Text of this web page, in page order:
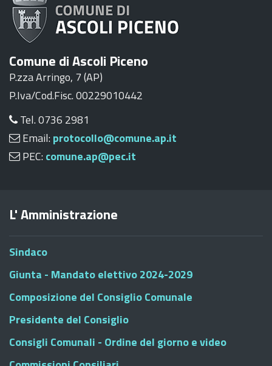
Comune di Ascoli Piceno
P.zza Arringo, 7 (AP)
P.Iva/Cod.Fisc. 00229010442
Tel. 0736 2981
Email: protocollo@comune.ap.it
PEC: comune.ap@pec.it
L' Amministrazione
Sindaco
Giunta - Mandato elettivo 2024-2029
Composizione del Consiglio Comunale
Presidente del Consiglio
Consigli Comunali - Ordine del giorno e video